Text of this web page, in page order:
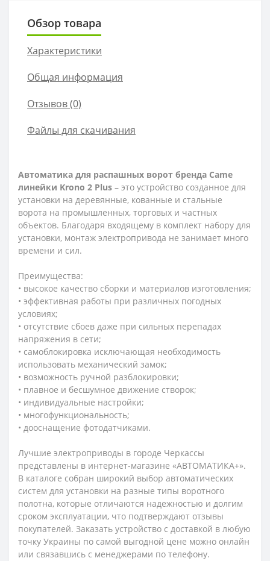
Обзор товара
Характеристики
Общая информация
Отзывов (0)
Файлы для скачивания
Автоматика для распашных ворот бренда Came
линейки Krono 2 Plus – это устройство созданное для
установки на деревянные, кованные и стальные
ворота на промышленных, торговых и частных
объектов. Благодаря входящему в комплект набору для
установки, монтаж электропривода не занимает много
времени и сил.
Преимущества:
• высокое качество сборки и материалов изготовления;
• эффективная работы при различных погодных
условиях;
• отсутствие сбоев даже при сильных перепадах
напряжения в сети;
• самоблокировка исключающая необходимость
использовать механический замок;
• возможность ручной разблокировки;
• плавное и бесшумное движение створок;
• индивидуальные настройки;
• многофункциональность;
• дооснащение фотодатчиками.
Лучшие электроприводы в городе Черкассы
представлены в интернет-магазине «АВТОМАТИКА+».
В каталоге собран широкий выбор автоматических
систем для установки на разные типы воротного
полотна, которые отличаются надежностью и долгим
сроком эксплуатации, что подтверждают отзывы
покупателей. Заказать устройство с доставкой в любую
точку Украины по самой выгодной цене можно онлайн
или связавшись с менеджерами по телефону.